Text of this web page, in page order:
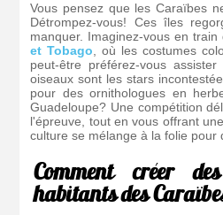
Vous pensez que les Caraïbes
Détrompez-vous! Ces îles
manquer. Imaginez-vous en
et Tobago , où les costumes
peut-être préférez-vous
oiseaux sont les stars
pour des ornithologues en
Guadeloupe? Une compétition
l'épreuve, tout en vous offrant
culture se mélange à la folie pour
Comment créer
habitants des